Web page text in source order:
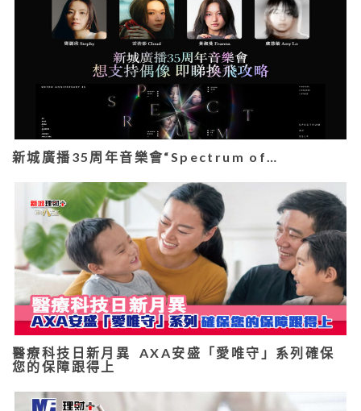
新城廣播35周年音樂會“Spectrum of…
醫療科技日新月異 AXA安盛「愛唯守」系列確保
您的保障跟得上